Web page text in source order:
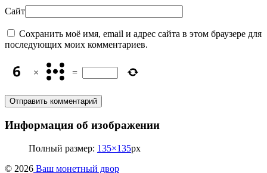
Сайт
Сохранить моё имя, email и адрес сайта в этом браузере для
последующих моих комментариев.
× =
Информация об изображении
Полный размер: 135×135px
© 2026 Ваш монетный двор